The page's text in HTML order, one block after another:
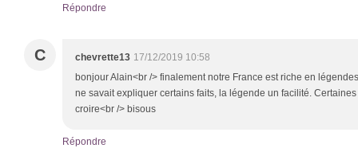
Répondre
C chevrette13 17/12/2019 10:58
bonjour Alain<br /> finalement notre France est riche en
ne savait expliquer certains faits, la légende un facilité.
croire<br /> bisous
Répondre